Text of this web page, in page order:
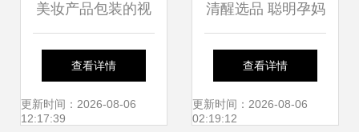
美妆产品包装的视
觉魅力 矢量样机模
型的巧妙应用
查看详情
更新时间：2026-08-06
12:17:39
清醒选品 聪明孕妈
这样挑护肤品与珠
宝首饰，远离全
查看详情
更新时间：2026-08-06
02:19:12